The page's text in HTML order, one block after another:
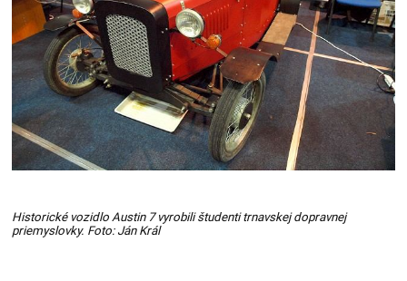
Historické vozidlo Austin 7 vyrobili študenti trnavskej dopravnej
priemyslovky. Foto: Ján Král